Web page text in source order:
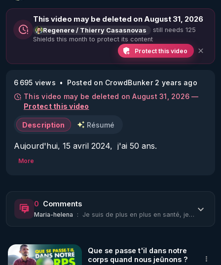
This video may be deleted on August 31, 2026
Regenere / Thierry Casasnovas
still needs 125
Shields this month to protect its content
Protect this video
6 695 views
Posted on CrowdBunker 2 years ago
This video may be deleted on August 31, 2026 —
Protect this video
Description Résumé
Aujourd'hui, 15 avril 2024,  j'ai 50 ans.
Ça c'est mon âge chronobiologique et je n'y peux
L'âge de mon système cardiovasculaire ?
Mon âge métabolique ?
Cette vidéo c'est tout mon programme pour vivre,
longtemps.
More
0 Comments
Maria-helena : Je suis de plus en plus en santé, je rajeunie a vue d'oeil , je suis dans la joi...
Que se passe t'il dans notre
corps quand nous jeûnons ?